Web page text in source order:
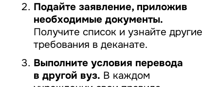
Подайте заявление, приложив
необходимые документы.
Получите список и узнайте другие
требования в деканате.
Выполните условия перевода
в другой вуз. В каждом